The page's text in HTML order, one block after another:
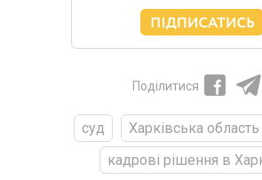
Поділитися
суд Харківська область
кадрові рішення в